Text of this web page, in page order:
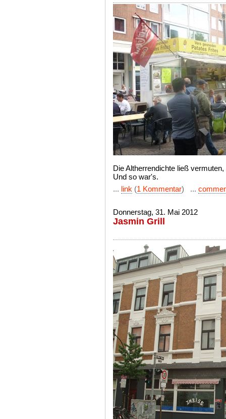
Die Altherrendichte ließ
Und so war's.
... link (1 Kommentar) ...
Donnerstag, 31. Mai 2012
Jasmin Grill